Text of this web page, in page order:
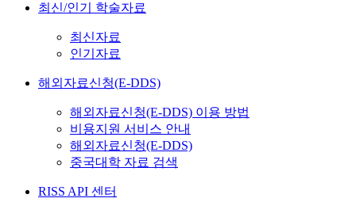
최신/인기 학술자료
최신자료
인기자료
해외자료신청(E-DDS)
해외자료신청(E-DDS) 이용 방법
비용지원 서비스 안내
해외자료신청(E-DDS)
중국대학 자료 검색
RISS API 센터